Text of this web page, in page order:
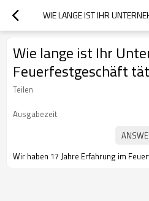
Wie lange ist Ihr
Feuerfestgeschäft
Teilen
Ausgabezeit
Wir haben 17 Jahre Erfahrung im